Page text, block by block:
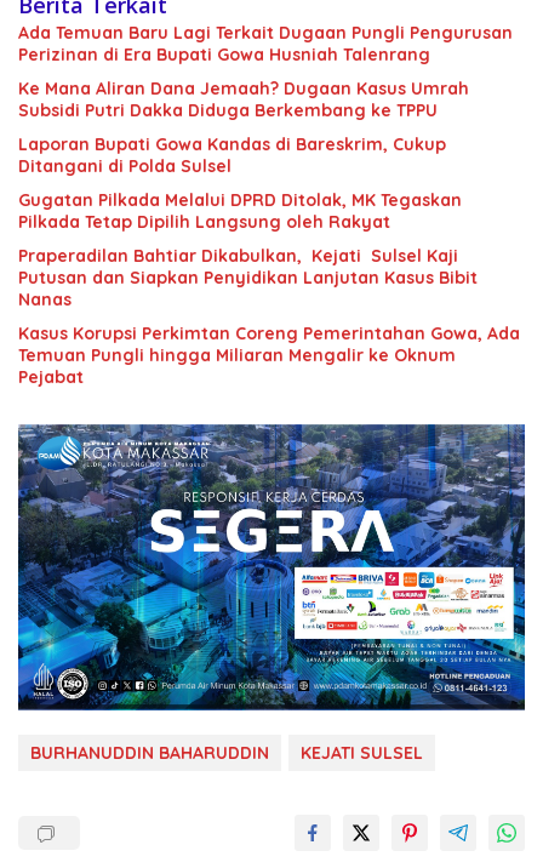
Ada Temuan Baru Lagi Terkait Dugaan Pungli Pengurusan
Perizinan di Era Bupati Gowa Husniah Talenrang
Ke Mana Aliran Dana Jemaah? Dugaan Kasus Umrah
Subsidi Putri Dakka Diduga Berkembang ke TPPU
Laporan Bupati Gowa Kandas di Bareskrim, Cukup
Ditangani di Polda Sulsel
Gugatan Pilkada Melalui DPRD Ditolak, MK Tegaskan
Pilkada Tetap Dipilih Langsung oleh Rakyat
Praperadilan Bahtiar Dikabulkan, Kejati Sulsel Kaji
Putusan dan Siapkan Penyidikan Lanjutan Kasus Bibit
Nanas
Kasus Korupsi Perkimtan Coreng Pemerintahan Gowa, Ada
Temuan Pungli hingga Miliaran Mengalir ke Oknum
Pejabat
BURHANUDDIN BAHARUDDIN KEJATI SULSEL